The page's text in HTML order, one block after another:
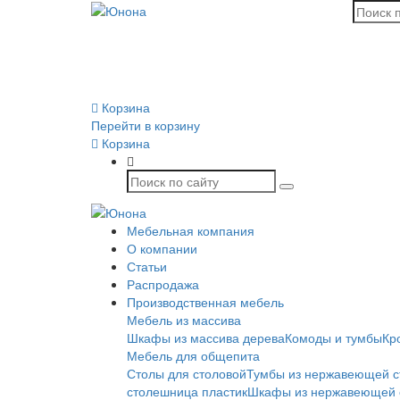
Корзина
Перейти в корзину
Корзина
Мебельная компания
О компании
Статьи
Распродажа
Производственная мебель
Мебель из массива
Шкафы из массива дереваКомоды и тумбы
Мебель для общепита
Столы для столовойТумбы из нержавеющей
столешница пластикШкафы из нержавеющей